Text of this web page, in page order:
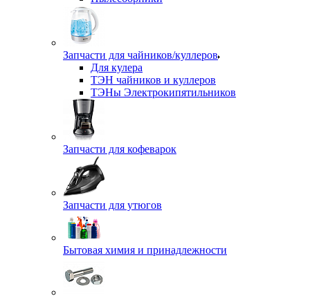
Запчасти для чайников/куллеров
Для кулера
ТЭН чайников и куллеров
ТЭНы Электрокипятильников
Запчасти для кофеварок
Запчасти для утюгов
Бытовая химия и принадлежности